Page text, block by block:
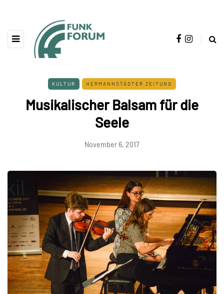
KULTUR HERMANNSTÄDTER ZEITUNG
Musikalischer Balsam für die
Seele
November 6, 2017